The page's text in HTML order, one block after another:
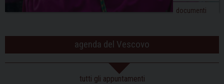
documenti
agenda del Vescovo
tutti gli appuntamenti